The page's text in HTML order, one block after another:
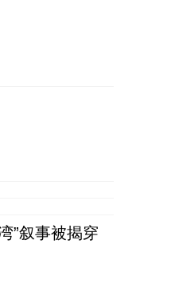
”叙事被揭穿